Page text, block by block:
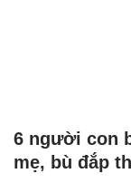
6 người con
mẹ, bù đắp